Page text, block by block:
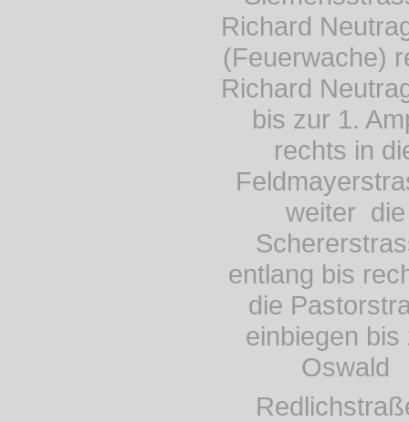
Richard
(Feuerwache)
Richard
bis zur 1.
rechts in
weiter die
entlang bis
die
einbiegen bis
Oswald